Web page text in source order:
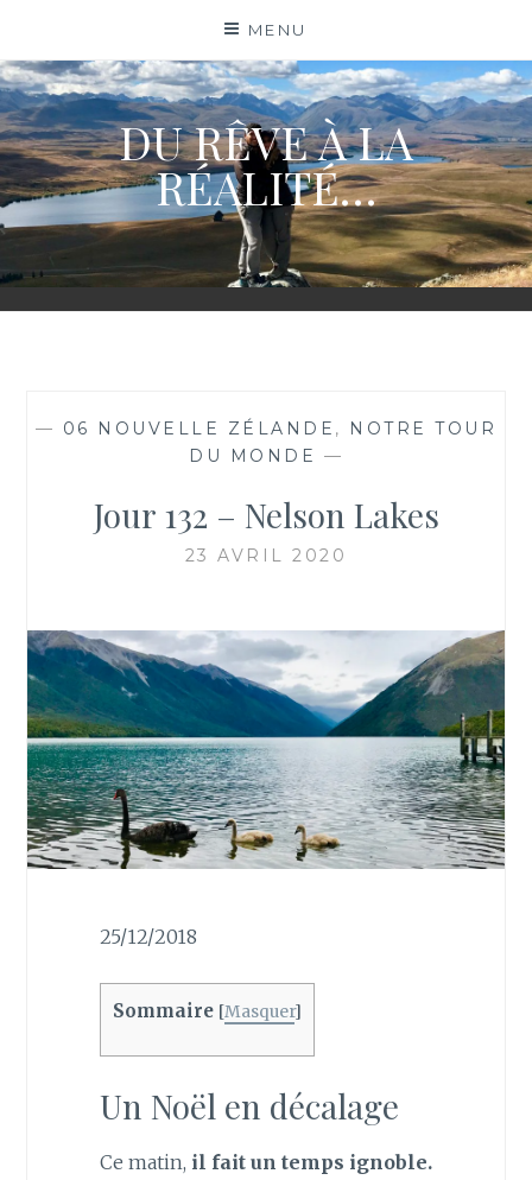
content
MENU
DU RÊVE À LA
RÉALITÉ…
— 06 NOUVELLE ZÉLANDE , NOTRE TOUR
DU MONDE —
Jour 132 – Nelson Lakes
23 AVRIL 2020
25/12/2018
Sommaire [Masquer]
Un Noël en décalage
Ce matin, il fait un temps ignoble.